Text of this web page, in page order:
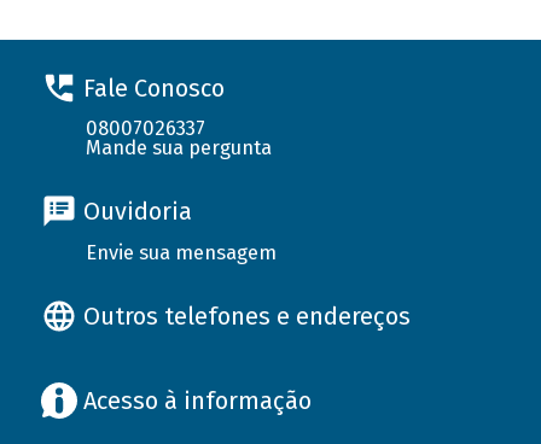
Fale Conosco
08007026337
Mande sua pergunta
Ouvidoria
Envie sua mensagem
Outros telefones e endereços
Acesso à informação